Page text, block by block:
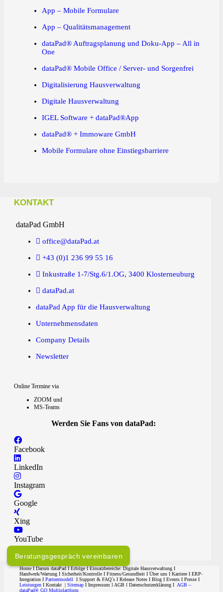
App – Mobile Formulare
App – Qualitätsmanagement
dataPad® Auftragsplanung und Doku-App – All in
One
dataPad® Mobile Office / Server- und Sorgenfrei
Digitalisierung Hausverwaltung
Digitale Hausverwaltung
IGEL Software + dataPad®App
dataPad® + Immoware GmbH
Mobile Formulare ohne Einstiegsbarriere
KONTAKT
dataPad GmbH
office@dataPad.at
+43 (0)1 236 99 55 16
Inkustraße 1-7/Stg.6/1.OG, 3400 Klosterneuburg
dataPad.at
dataPad App für die Hausverwaltung
Unternehmensdaten
Company Details
Newsletter
Online Termine via
ZOOM und
MS-Teams
Werden Sie Fans von dataPad:
Facebook
LinkedIn
Instagram
Google
Xing
YouTube
Beratungsgespräch vereinbaren
HomeIDarum dataPadIErfolgeI Einsatzbereiche:Digitale Hausverwaltung I
Handwerk/Wartung ISicherheit/Kontrolle IFitness/Gesundheit IÜber uns IKarriere I ERP-
Integration IPartnermodell ISupport & FAQ´s IRelease Notes IBlog IEvents IPresse I
Leistungen IKontakt |Sitemap IImpressum I AGB IDatenschutzerklärung I AGB –
dataPad® GO Multiplattform